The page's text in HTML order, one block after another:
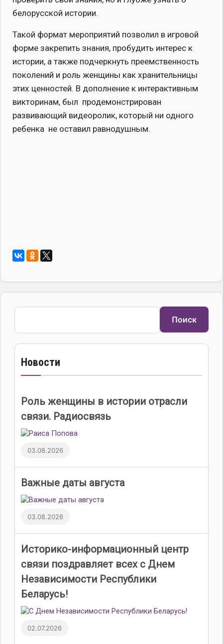
белорусской истории.
Такой формат мероприятий позволил в игровой
форме закрепить знания, пробудить интерес к
истории, а также подчеркнуть преемственность
поколений и роль женщины как хранительницы
этих ценностей. В дополнение к интерактивным
викторинам, был продемонстрирован
развивающий видеоролик, который ни одного
ребенка не оставил равнодушным.
Поиск
Поиск
Новости
Роль женщины в истории отрасли
связи. Радиосвязь
03.08.2026
Важные даты августа
03.08.2026
Историко-информационный центр
связи поздравляет всех с Днем
Независимости Республики
Беларусь!
02.07.2026